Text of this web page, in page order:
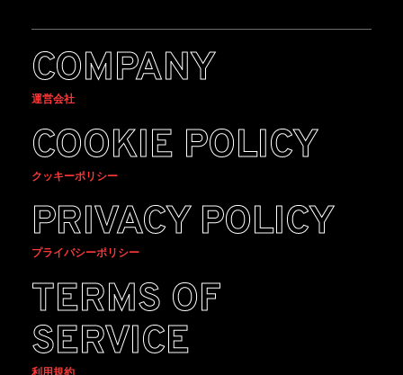
COMPANY
運営会社
COOKIE POLICY
クッキーポリシー
PRIVACY POLICY
プライバシーポリシー
TERMS OF
SERVICE
利用規約